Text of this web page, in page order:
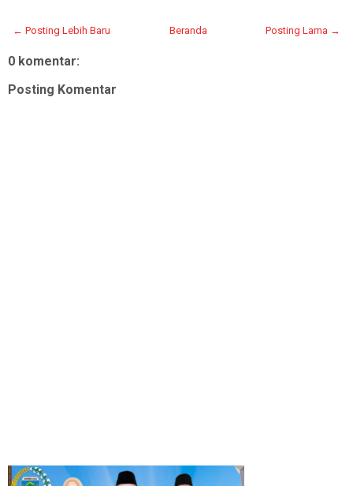
← Posting Lebih Baru Posting Lama →
Beranda
0 komentar:
Posting Komentar